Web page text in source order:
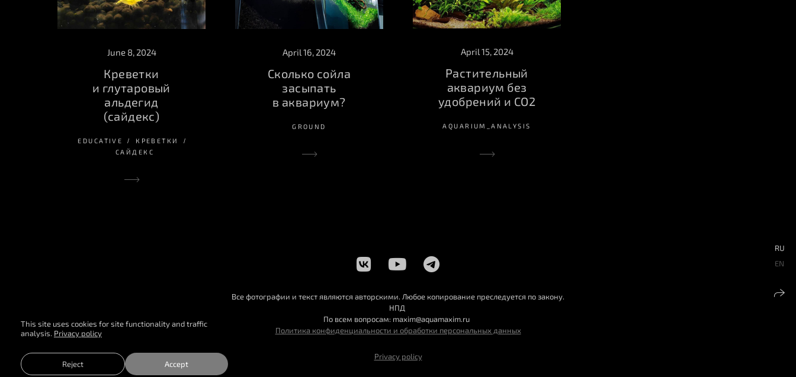
June 8, 2024
Креветки
и глутаровый
альдегид
(сайдекс)
EDUCATIVE
КРЕВЕТКИ
САЙДЕКС
April 16, 2024
Сколько сойла
засыпать
в аквариум?
GROUND
April 15, 2024
Растительный
аквариум без
удобрений и СО2
AQUARIUM_ANALYSIS
Все фотографии и текст являются авторскими. Любое копирование преследуется по закону.
НПД
По всем вопросам: maxim@aquamaxim.ru
Политика конфиденциальности и обработки персональных данных
Privacy policy
RU
EN
This site uses cookies for site functionality and traffic
analysis. Privacy policy
Reject Accept